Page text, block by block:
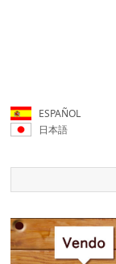
ESPAÑOL
日本語